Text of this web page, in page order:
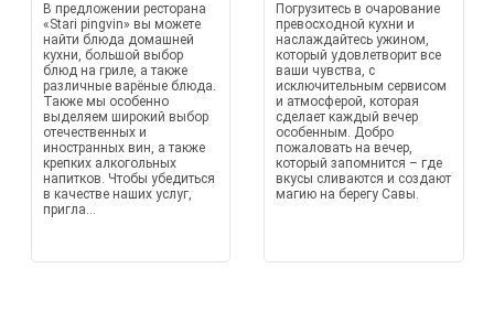
В предложении ресторана
«Stari pingvin» вы можете
найти блюда домашней
кухни, большой выбор
блюд на гриле, а также
различные варёные блюда.
Также мы особенно
выделяем широкий выбор
отечественных и
иностранных вин, а также
крепких алкогольных
напитков. Чтобы убедиться
в качестве наших услуг,
пригла...
Погрузитесь в очарование
превосходной кухни и
наслаждайтесь ужином,
который удовлетворит все
ваши чувства, с
исключительным сервисом
и атмосферой, которая
сделает каждый вечер
особенным. Добро
пожаловать на вечер,
который запомнится – где
вкусы сливаются и создают
магию на берегу Савы.